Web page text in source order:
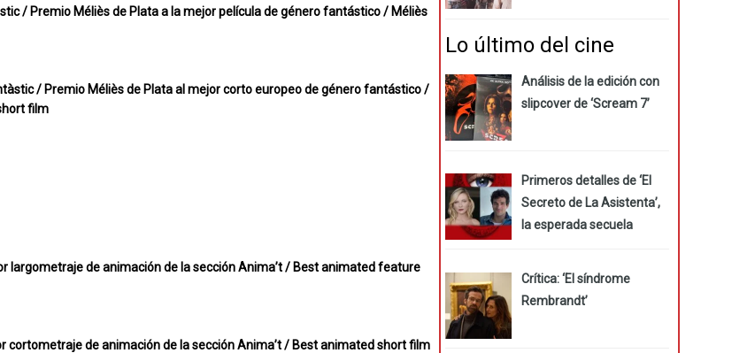
/ Premio Méliès de Plata a la mejor película de género fantástico / Méliès
/ Premio Méliès de Plata al mejor corto europeo de género fantástico /
film
largometraje de animación de la sección Anima’t / Best animated feature
cortometraje de animación de la sección Anima’t / Best animated short film
Lo último del cine
Análisis de la edición con
slipcover de ‘Scream 7’
Primeros detalles de ‘El
Secreto de La Asistenta’,
la esperada secuela
Crítica: ‘El síndrome
Rembrandt’